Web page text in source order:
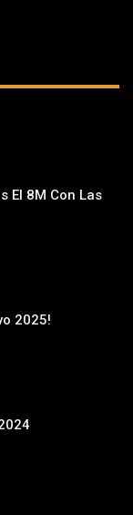
El 8M Con Las
2025!